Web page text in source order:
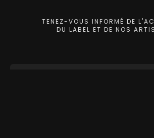
TENEZ-VOUS INFORMÉ DE
DU LABEL ET DE NOS